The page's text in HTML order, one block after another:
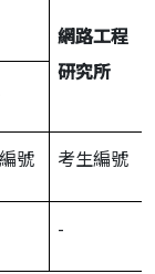
網路工程
研究所
號 考生編號
-